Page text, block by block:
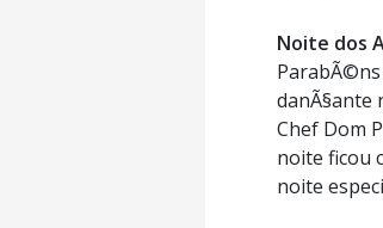
Noite dos
danÃ§ante
Chef Dom
noite ficou
noite